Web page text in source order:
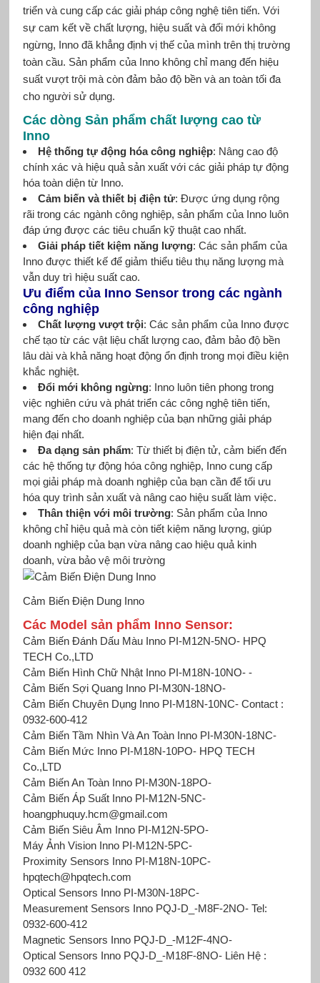
triển và cung cấp các giải pháp công nghệ tiên tiến. Với
sự cam kết về chất lượng, hiệu suất và đổi mới không
ngừng, Inno đã khẳng định vị thế của mình trên thị trường
toàn cầu. Sản phẩm của Inno không chỉ mang đến hiệu
suất vượt trội mà còn đảm bảo độ bền và an toàn tối đa
cho người sử dụng.
Các dòng Sản phẩm chất lượng cao từ
Inno
Hệ thống tự động hóa công nghiệp: Nâng cao độ
chính xác và hiệu quả sản xuất với các giải pháp tự động
hóa toàn diện từ Inno.
Cảm biến và thiết bị điện tử: Được ứng dụng rộng
rãi trong các ngành công nghiệp, sản phẩm của Inno luôn
đáp ứng được các tiêu chuẩn kỹ thuật cao nhất.
Giải pháp tiết kiệm năng lượng: Các sản phẩm của
Inno được thiết kế để giảm thiểu tiêu thụ năng lượng mà
vẫn duy trì hiệu suất cao.
Ưu điểm của Inno Sensor trong các ngành
công nghiệp
Chất lượng vượt trội: Các sản phẩm của Inno được
chế tạo từ các vật liệu chất lượng cao, đảm bảo độ bền
lâu dài và khả năng hoạt động ổn định trong mọi điều kiện
khắc nghiệt.
Đổi mới không ngừng: Inno luôn tiên phong trong
việc nghiên cứu và phát triển các công nghệ tiên tiến,
mang đến cho doanh nghiệp của bạn những giải pháp
hiện đại nhất.
Đa dạng sản phẩm: Từ thiết bị điện tử, cảm biến đến
các hệ thống tự động hóa công nghiệp, Inno cung cấp
mọi giải pháp mà doanh nghiệp của bạn cần để tối ưu
hóa quy trình sản xuất và nâng cao hiệu suất làm việc.
Thân thiện với môi trường: Sản phẩm của Inno
không chỉ hiệu quả mà còn tiết kiệm năng lượng, giúp
doanh nghiệp của bạn vừa nâng cao hiệu quả kinh
doanh, vừa bảo vệ môi trường
Cảm Biến Điện Dung Inno
Các Model sản phẩm Inno Sensor:
Cảm Biến Đánh Dấu Màu Inno PI-M12N-5NO- HPQ
TECH Co.,LTD
Cảm Biến Hình Chữ Nhật Inno PI-M18N-10NO- -
Cảm Biến Sợi Quang Inno PI-M30N-18NO-
Cảm Biến Chuyên Dụng Inno PI-M18N-10NC- Contact :
0932-600-412
Cảm Biến Tầm Nhìn Và An Toàn Inno PI-M30N-18NC-
Cảm Biến Mức Inno PI-M18N-10PO- HPQ TECH
Co.,LTD
Cảm Biến An Toàn Inno PI-M30N-18PO-
Cảm Biến Áp Suất Inno PI-M12N-5NC-
hoangphuquy.hcm@gmail.com
Cảm Biến Siêu Âm Inno PI-M12N-5PО-
Máy Ảnh Vision Inno PI-M12N-5PC-
Proximity Sensors Inno PI-M18N-10PC-
hpqtech@hpqtech.com
Optical Sensors Inno PI-M30N-18PC-
Measurement Sensors Inno PQJ-D_-M8F-2NO- Tel:
0932-600-412
Magnetic Sensors Inno PQJ-D_-M12F-4NO-
Optical Sensors Inno PQJ-D_-M18F-8NO- Liên Hệ :
0932 600 412